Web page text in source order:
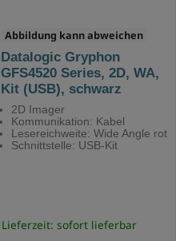
Abbildung kann abweichen
Datalogic Gryphon
GFS4520 Series, 2D, WA,
Kit (USB), schwarz
2D Imager
Kommunikation: Kabel
Lesereichweite: Wide Angle rot
Schnittstelle: USB-Kit
Lieferzeit: sofort lieferbar